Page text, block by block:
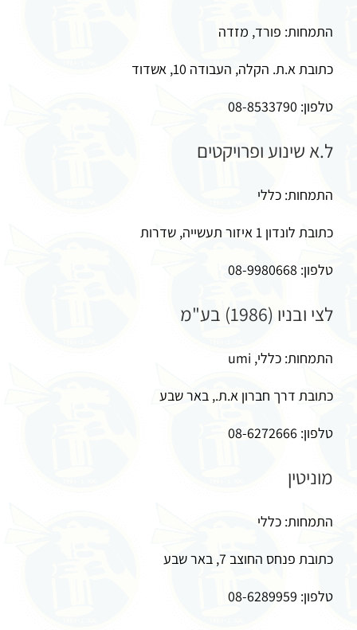
התמחות: פורד, מזדה
כתובת א.ת. הקלה, העבודה 10, אשדוד
טלפון: 08-8533790
ל.א שינוע ופרויקטים
התמחות: כללי
כתובת לונדון 1 איזור תעשייה, שדרות
טלפון: 08-9980668
לצי ובניו (1986) בע"מ
התמחות: כללי, umi
כתובת דרך חברון א.ת., באר שבע
טלפון: 08-6272666
מוניטין
התמחות: כללי
כתובת פנחס החוצב 7, באר שבע
טלפון: 08-6289959